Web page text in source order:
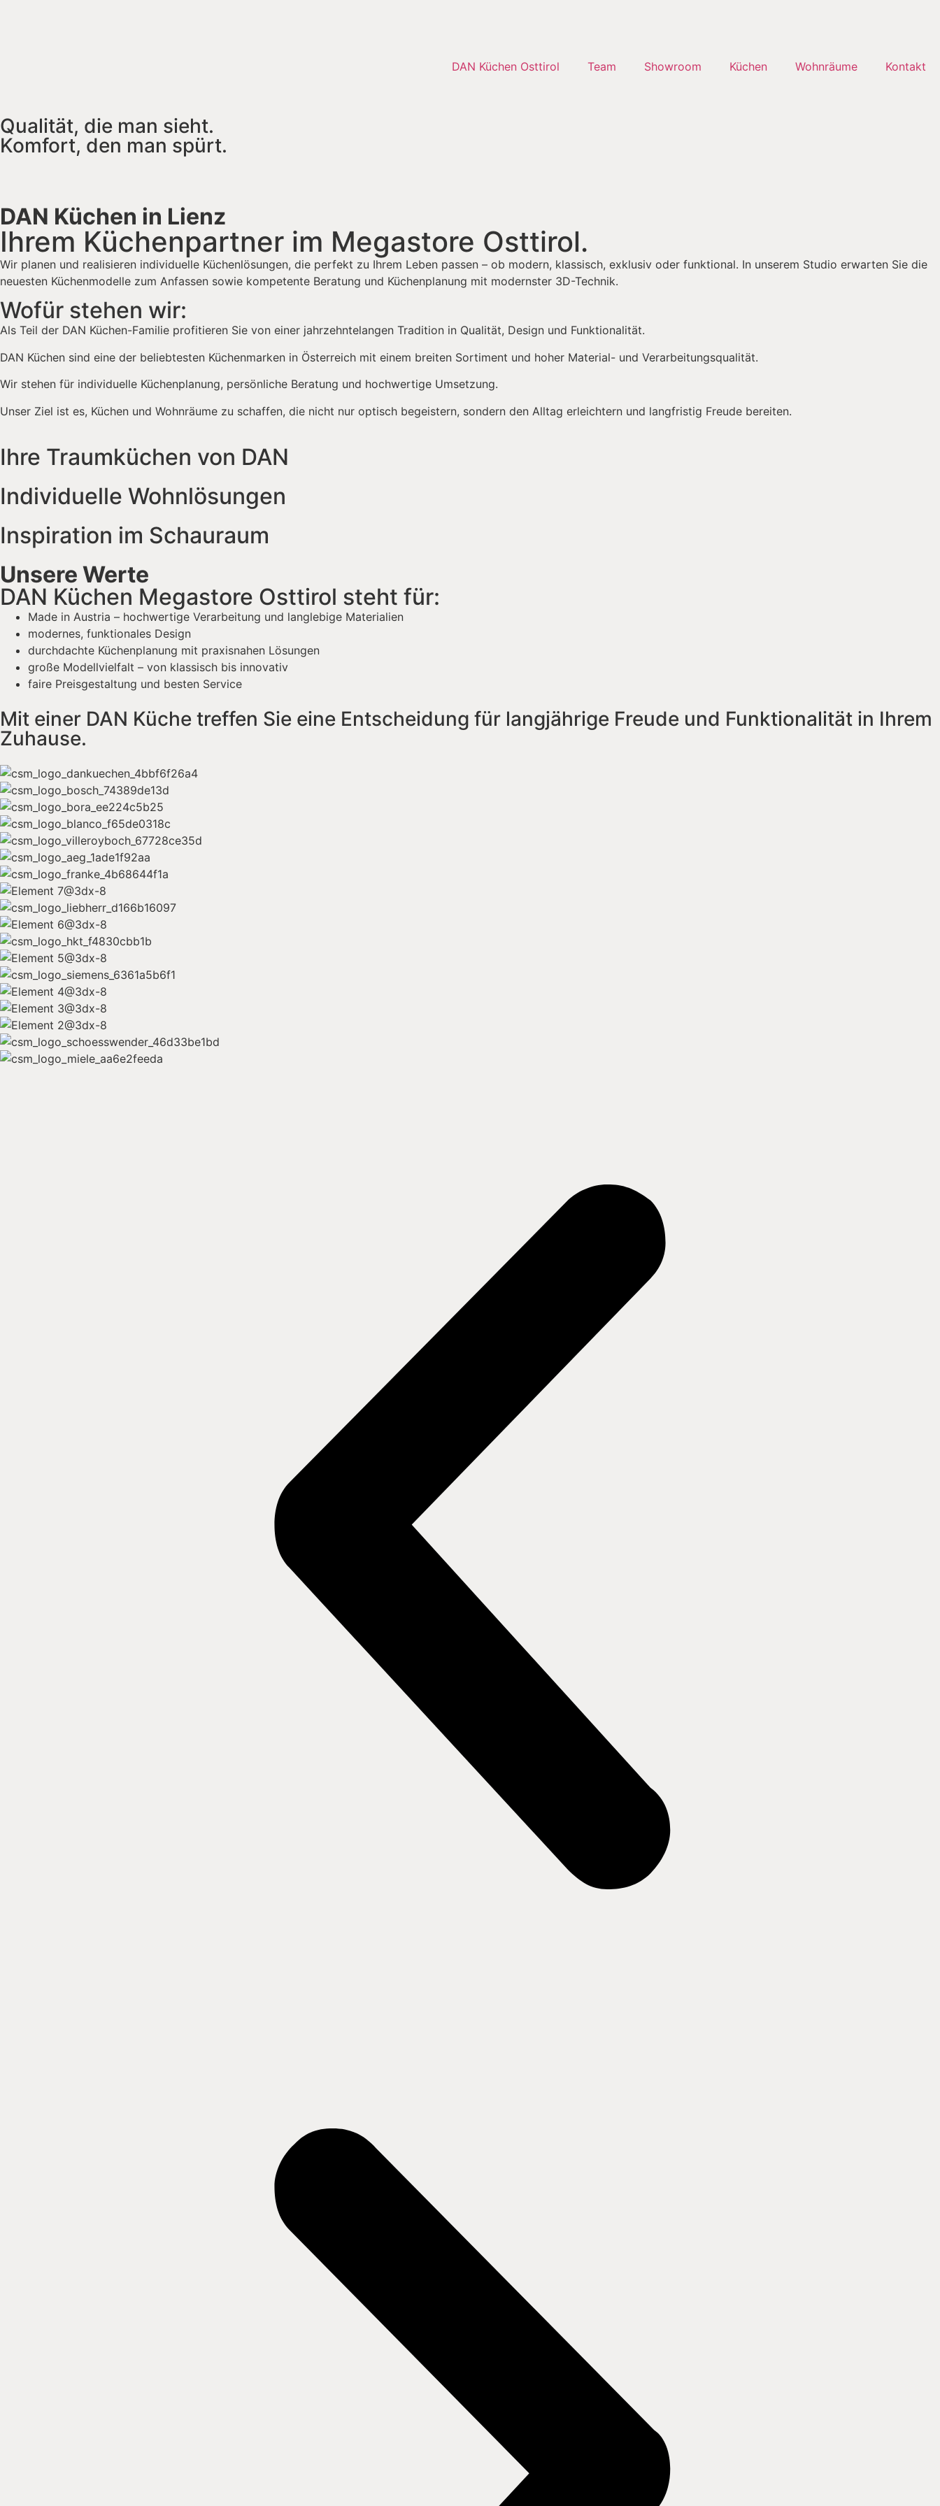
DAN Küchen Osttirol Team Showroom Küchen Wohnräume Kontakt
Qualität, die man sieht.
Komfort, den man spürt.
DAN Küchen in Lienz
Ihrem Küchenpartner im Megastore Osttirol.
Wir planen und realisieren individuelle Küchenlösungen, die perfekt zu Ihrem Leben passen – ob modern, klassisch, exklusiv oder funktional. In unserem Studio erwarten Sie die
neuesten Küchenmodelle zum Anfassen sowie kompetente Beratung und Küchenplanung mit modernster 3D-Technik.
Wofür stehen wir:
Als Teil der DAN Küchen-Familie profitieren Sie von einer jahrzehntelangen Tradition in Qualität, Design und Funktionalität.
DAN Küchen sind eine der beliebtesten Küchenmarken in Österreich mit einem breiten Sortiment und hoher Material- und Verarbeitungsqualität.
Wir stehen für individuelle Küchenplanung, persönliche Beratung und hochwertige Umsetzung.
Unser Ziel ist es, Küchen und Wohnräume zu schaffen, die nicht nur optisch begeistern, sondern den Alltag erleichtern und langfristig Freude bereiten.
Ihre Traumküchen von DAN
Individuelle Wohnlösungen
Inspiration im Schauraum
Unsere Werte
DAN Küchen Megastore Osttirol steht für:
Made in Austria – hochwertige Verarbeitung und langlebige Materialien
modernes, funktionales Design
durchdachte Küchenplanung mit praxisnahen Lösungen
große Modellvielfalt – von klassisch bis innovativ
faire Preisgestaltung und besten Service
Mit einer DAN Küche treffen Sie eine Entscheidung für langjährige Freude und Funktionalität in Ihrem
Zuhause.